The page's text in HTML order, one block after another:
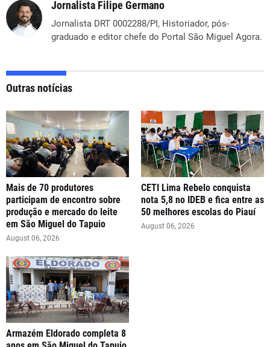
Jornalista Filipe Germano
Jornalista DRT 0002288/PI, Historiador, pós-
graduado e editor chefe do Portal São Miguel Agora.
Outras notícias
Mais de 70 produtores
participam de encontro sobre
produção e mercado do leite
em São Miguel do Tapuio
August 06, 2026
CETI Lima Rebelo conquista
nota 5,8 no IDEB e fica entre as
50 melhores escolas do Piauí
August 06, 2026
Armazém Eldorado completa 8